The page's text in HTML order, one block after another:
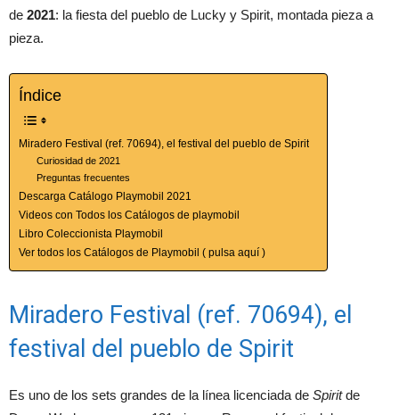
de 2021: la fiesta del pueblo de Lucky y Spirit, montada pieza a
pieza.
Índice
Miradero Festival (ref. 70694), el festival del pueblo de Spirit
Curiosidad de 2021
Preguntas frecuentes
Descarga Catálogo Playmobil 2021
Videos con Todos los Catálogos de playmobil
Libro Coleccionista Playmobil
Ver todos los Catálogos de Playmobil ( pulsa aquí )
Miradero Festival (ref. 70694), el
festival del pueblo de Spirit
Es uno de los sets grandes de la línea licenciada de Spiritde